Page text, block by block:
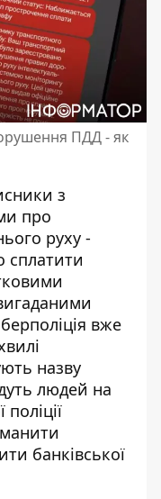
ПДД - як
з
про
руху -
сплатити
вже
назву
людей на
банківської